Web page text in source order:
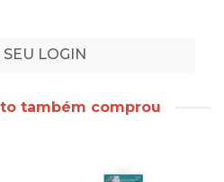
SEU LOGIN
também comprou